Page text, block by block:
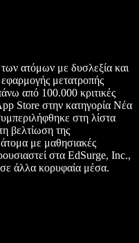
ατόμων με δυσλεξία και
μετατροπής
από 100.000 κριτικές
Store στην κατηγορία Νέα
στη λίστα
βελτίωση της
με μαθησιακές
στα EdSurge, Inc.,
άλλα κορυφαία μέσα.